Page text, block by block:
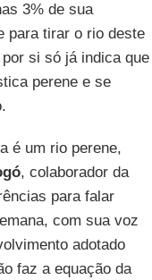
3% de sua
para tirar o rio deste
si só já indica que
perene e se
é um rio perene,
, colaborador da
para falar
com sua voz
adotado
faz a equação da